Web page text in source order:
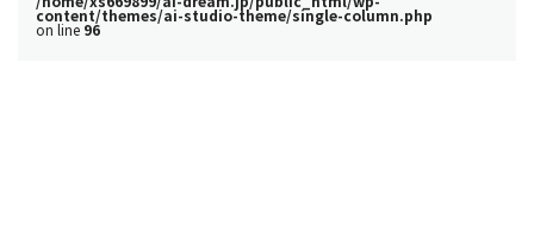
content/themes/ai-studio-theme/single-column.php
on line 96